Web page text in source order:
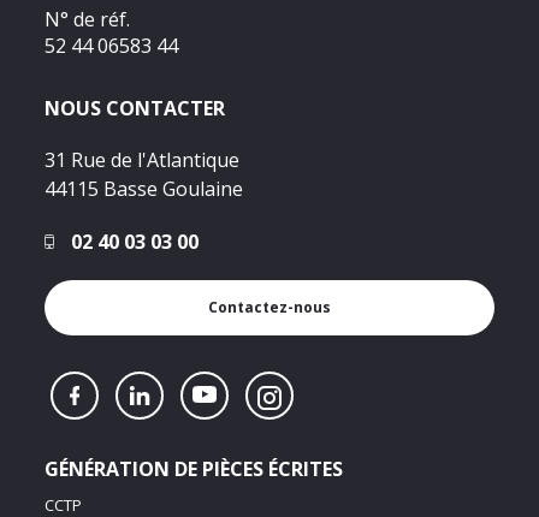
N° de réf.
52 44 06583 44
NOUS CONTACTER
31 Rue de l'Atlantique
44115 Basse Goulaine
02 40 03 03 00
Contactez-nous
GÉNÉRATION DE PIÈCES ÉCRITES
CCTP